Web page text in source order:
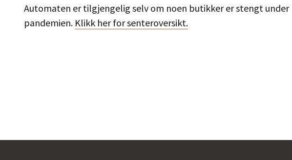
Automaten er tilgjengelig selv om noen butikker er stengt under
pandemien. Klikk her for senteroversikt.